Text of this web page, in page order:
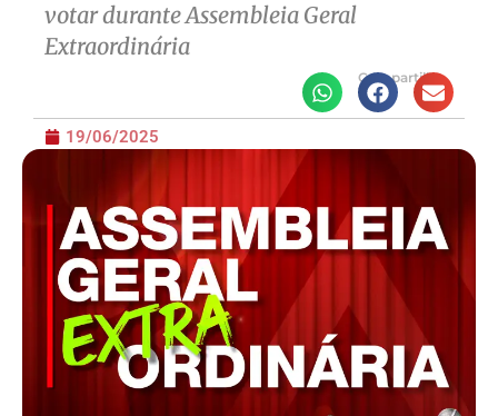
votar durante Assembleia Geral
Extraordinária
Compartilhe
19/06/2025